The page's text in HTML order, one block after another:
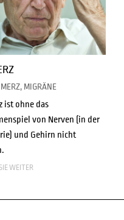
MIGRÄNE
ist ohne das
von Nerven (in der
und Gehirn nicht
WEITER